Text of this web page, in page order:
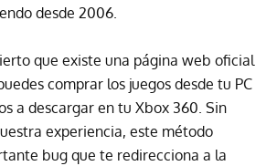
desde 2006.
que existe una página web oficial
comprar los juegos desde tu PC
a descargar en tu Xbox 360. Sin
experiencia, este método
bug que te redirecciona a la